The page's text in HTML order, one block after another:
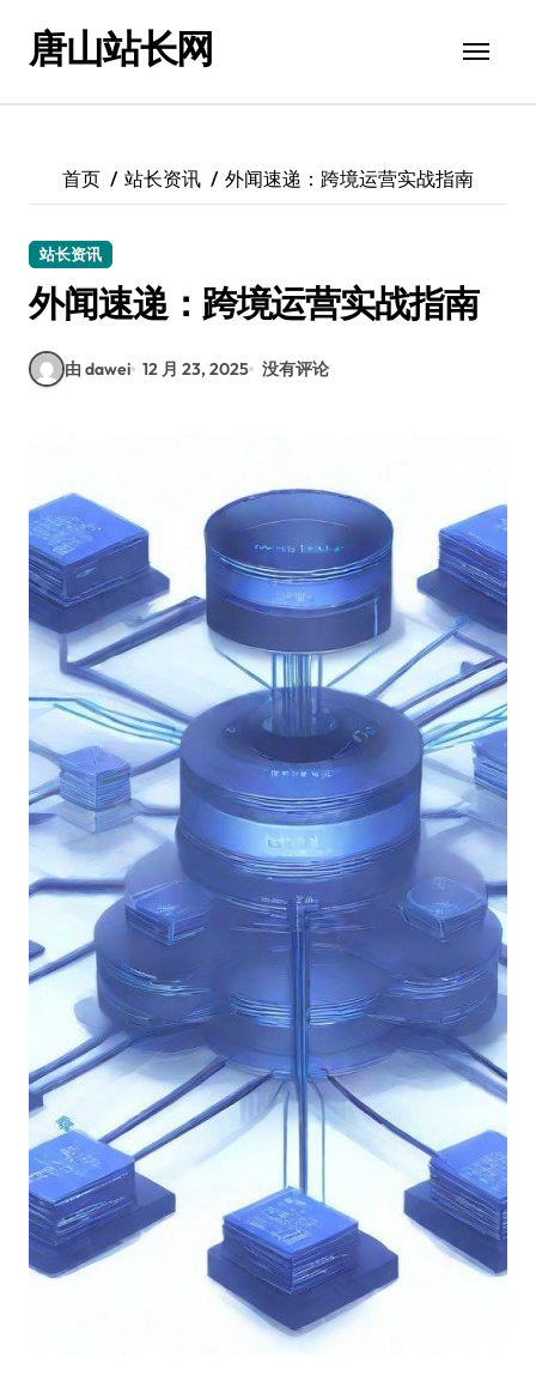
唐山站长网
首页 站长资讯 外闻速递：跨境运营实战指南
站长资讯
外闻速递：跨境运营实战指南
由 dawei 12 月 23, 2025 没有评论